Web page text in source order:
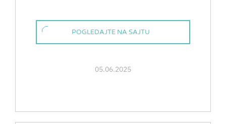
POGLEDAJTE NA SAJTU
05.06.2025